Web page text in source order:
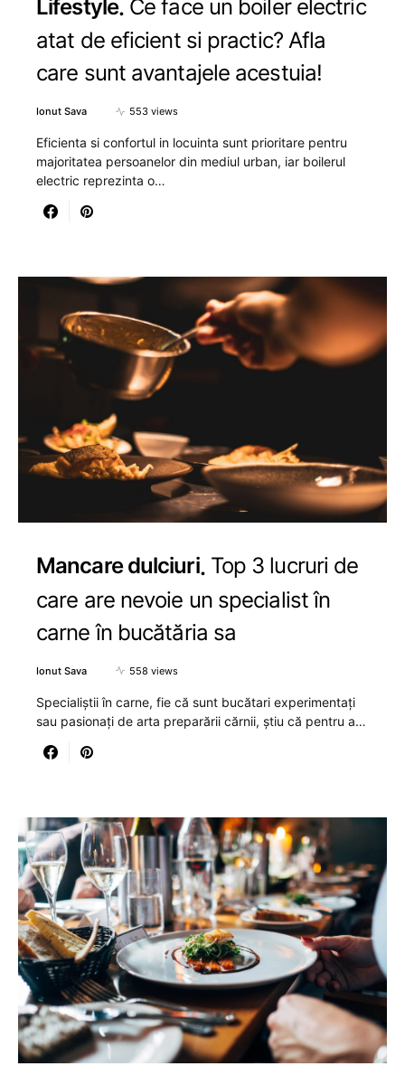
Lifestyle Ce face un boiler electric
atat de eficient si practic? Afla
care sunt avantajele acestuia!
Ionut Sava 553 views
Eficienta si confortul in locuinta sunt prioritare pentru
majoritatea persoanelor din mediul urban, iar boilerul
electric reprezinta o…
Mancare dulciuri Top 3 lucruri de
care are nevoie un specialist în
carne în bucătăria sa
Ionut Sava 558 views
Specialiștii în carne, fie că sunt bucătari experimentați
sau pasionați de arta preparării cărnii, știu că pentru a…